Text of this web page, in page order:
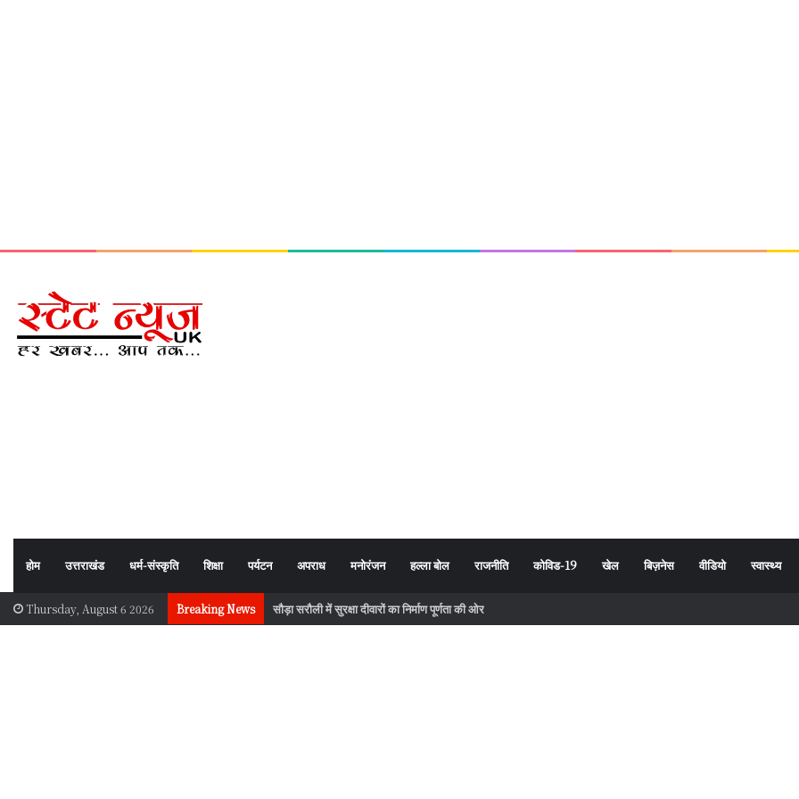
होम उत्तराखंड धर्म-संस्कृति शिक्षा पर्यटन अपराध मनोरंजन हल्ला बोल राजनीति कोविड-19 खेल बिज़नेस वीडियो स्वास्थ्य
Thursday, August 6 2026 Breaking News सौड़ा सरौली में सुरक्षा दीवारों का निर्माण पूर्णता की ओर